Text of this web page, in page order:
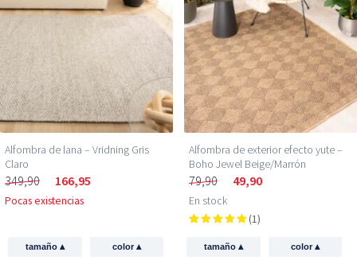
Alfombra de lana – Vridning Gris
Claro
349,90 166,95
Pocas existencias
tamaño ▴ color▴
Alfombra de exterior efecto yute –
Boho Jewel Beige/Marrón
79,90 49,90
En stock
(1)
tamaño ▴ color▴